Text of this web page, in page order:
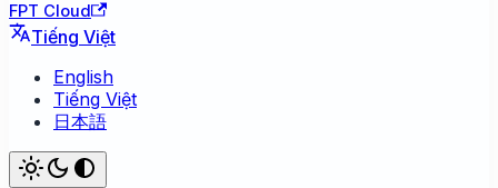
FPT Cloud
Tiếng Việt
English
Tiếng Việt
日本語